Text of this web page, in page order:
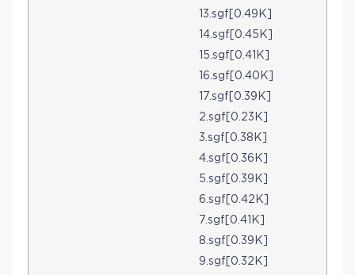
13.sgf[0.49K]
14.sgf[0.45K]
15.sgf[0.41K]
16.sgf[0.40K]
17.sgf[0.39K]
2.sgf[0.23K]
3.sgf[0.38K]
4.sgf[0.36K]
5.sgf[0.39K]
6.sgf[0.42K]
7.sgf[0.41K]
8.sgf[0.39K]
9.sgf[0.32K]